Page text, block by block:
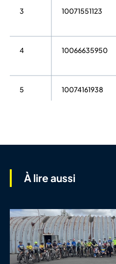
3 10071551123
4 10066635950
5 10074161938
8 10068226649
9 10084743123
À lire aussi